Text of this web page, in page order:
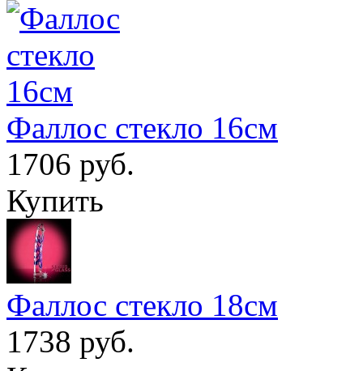
Фаллос стекло 16см
1706 руб.
Купить
Фаллос стекло 18см
1738 руб.